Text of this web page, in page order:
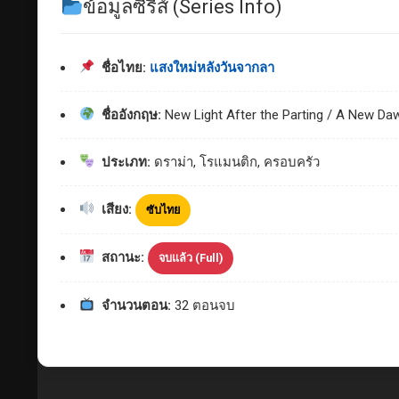
ข้อมูลซีรีส์ (Series Info)
ชื่อไทย: แสงใหม่หลังวันจากลา
ชื่ออังกฤษ: New Light After the Parting / A New
ประเภท: ดราม่า, โรแมนติก, ครอบครัว
เสียง: ซับไทย
สถานะ: จบแล้ว (Full)
จำนวนตอน: 32 ตอนจบ